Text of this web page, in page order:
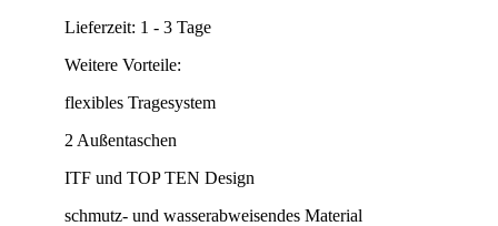
Lieferzeit: 1 - 3 Tage
Weitere Vorteile:
flexibles Tragesystem
2 Außentaschen
ITF und TOP TEN Design
schmutz- und wasserabweisendes Material